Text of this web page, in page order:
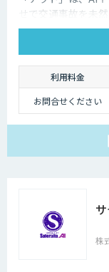
せで交通事故を未
化」し、ドライバ
利用料金
お問合せください
株